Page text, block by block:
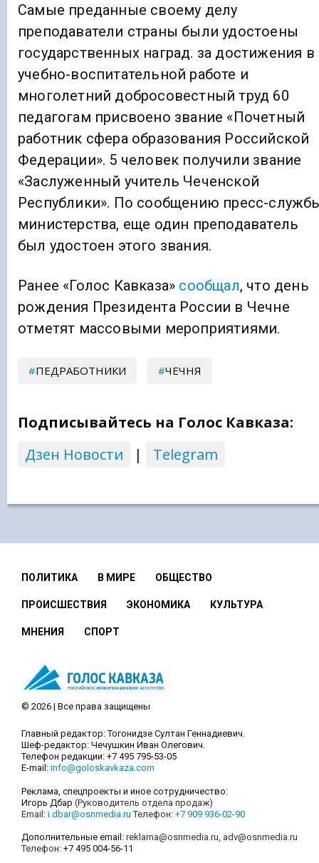
Самые преданные своему делу
преподаватели страны были удостоены
государственных наград. за достижения в
учебно-воспитательной работе и
многолетний добросовестный труд 60
педагогам присвоено звание «Почетный
работник сфера образования Российской
Федерации». 5 человек получили звание
«Заслуженный учитель Чеченской
Республики». По сообщению пресс-
министерства, еще один преподаватель
был удостоен этого звания.
Ранее «Голос Кавказа» сообщал, что день
рождения Президента России в Чечне
отметят массовыми мероприятиями.
ПЕДРАБОТНИКИ ЧЕЧНЯ
Подписывайтесь на Голос Кавказа:
Дзен Новости
| Telegram
ПОЛИТИКА В МИРЕ ОБЩЕСТВО
ПРОИСШЕСТВИЯ ЭКОНОМИКА КУЛЬТУРА
МНЕНИЯ СПОРТ
© 2026 | Все права защищены
Главный редактор: Тогонидзе Султан Геннадиевич.
Шеф-редактор: Чечушкин Иван Олегович.
Телефон редакции: +7 495 795-53-05
E-mail: info@goloskavkaza.com
Реклама, спецпроекты и иное сотрудничество:
Игорь Дбар (Руководитель отдела продаж)
Email: i.dbar@osnmedia.ru Телефон: +7 909 936-02-90
Дополнительные email: reklama@osnmedia.ru adv@osnmedia.ru
Телефон: +7 495 004-56-11